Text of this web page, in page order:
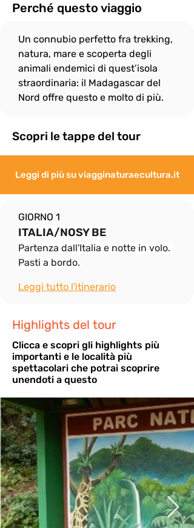
"lente" e per questo
necessario, per attendere eventuali
"ritardatari"; ciò non
esenta però i più “pigri” a fare del loro
meglio per non distaccarsi troppo dal
gruppo e rallentare
eccessivamente le attività.
Perché questo viaggio
Un connubio perfetto fra trekking,
natura, mare e scoperta degli
animali endemici di quest’isola
straordinaria: il Madagascar del
Nord offre questo e molto di più.
Scopri le tappe del tour
Leggi di più su viagginaturaecultura.it
GIORNO 1
ITALIA/NOSY BE
Partenza dall'Italia e notte in volo.
Pasti a bordo.
Leggi tutto l'itinerario
Highlights del tour
Clicca e scopri gli highlights più
importanti e le località più
spettacolari che potrai scoprire
unendoti a questo